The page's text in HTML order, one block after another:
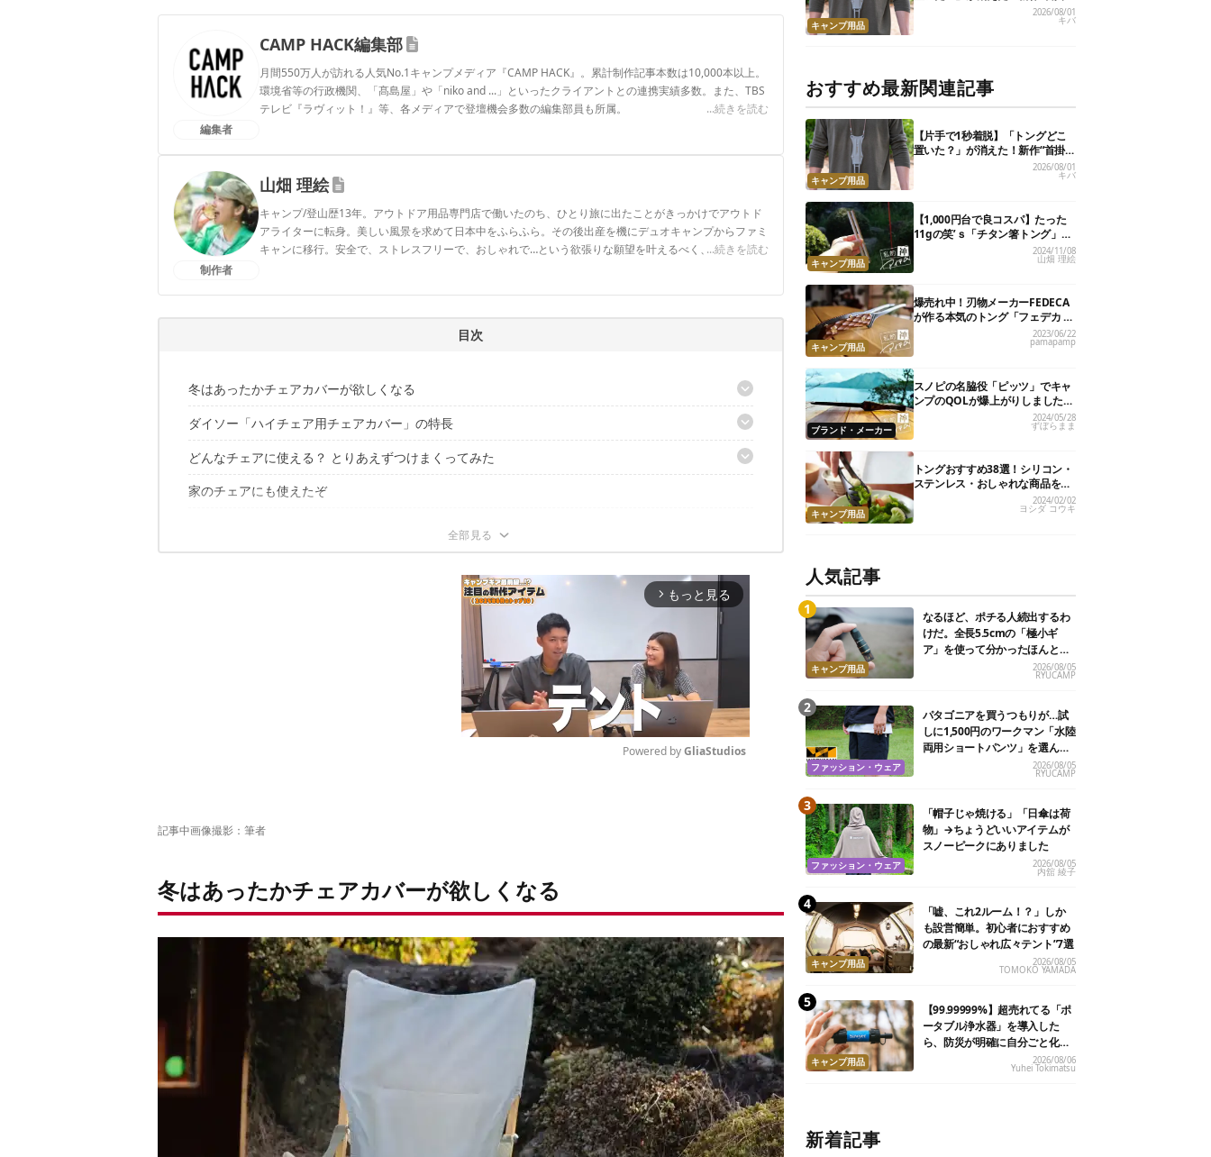
編集者
CAMP HACK編集部
月間550万人が訪れる人気No.1キャンプメディア『CAMP HACK』。累計制作記事本数は10,000本以上。
環境省等の行政機関、「髙島屋」や「niko and ...」といったクライアントとの連携実績多数。また、TBS
テレビ『ラヴィット！』等、各メディアで登壇機会多数の編集部員も所属。
...続きを読む
制作者
山畑 理絵
キャンプ/登山歴13年。アウトドア用品専門店で働いたのち、ひとり旅に出たことがきっかけでアウトド
アライターに転身。美しい風景を求めて日本中をふらふら。その後出産を機にデュオキャンプからファミ
キャンに移行。安全で、ストレスフリーで、おしゃれで…という欲張りな願望を叶えるべく、キャンプギ
...続きを読む
山畑 理絵のプロフィール
目次
冬はあったかチェアカバーが欲しくなる
ダイソーで770円、破格のチェアカバーを見つけてしまった
ダイソー「ハイチェア用チェアカバー」の特長
リバーシブルで使える
バックル付きなのも気が利いている
どんなチェアに使える？ とりあえずつけまくってみた
1｜まずはハイバックチェアにつけてみる
4｜相性がよかったのは、定番のハイチェア
家のチェアにも使えたぞ
さすがダイソー。770円でこれはスゴいや
arrow_forward_ios もっと見る
Powered by GliaStudios
記事中画像撮影：筆者
冬はあったかチェアカバーが欲しくなる
キャンプ用品
けトング”、男心くすぐるギミッ
2026/08/01
キバ
おすすめ最新関連記事
キャンプ用品
【片手で1秒着脱】「トングどこ
置いた？」が消えた！新作“首掛
けトング”、男心くすぐるギミッ
2026/08/01
キバ
キャンプ用品
【1,000円台で良コスパ】たった
11gの笑’ｓ「チタン箸トング」
が、キャンプ飯のストレスを解消
2024/11/08
山畑 理絵
キャンプ用品
爆売れ中！刃物メーカーFEDECA
が作る本気のトング「フェデカ ク
レバートング」【私的神アイテ
2023/06/22
pamapamp
ブランド・メーカー
スノピの名脇役「ピッツ」でキャ
ンプのQOLが爆上がりしました
【私的神アイテム】
2024/05/28
ずぼらまま
キャンプ用品
トングおすすめ38選！シリコン・
ステンレス・おしゃれな商品を紹
介
2024/02/02
ヨシダ コウキ
人気記事
キャンプ用品
なるほど、ポチる人続出するわ
けだ。全長5.5cmの「極小ギ
ア」を使って分かったほんとの
2026/08/05
RYUCAMP
ファッション・ウェア
パタゴニアを買うつもりが…試
しに1,500円のワークマン「水陸
両用ショートパンツ」を選んだ
2026/08/05
RYUCAMP
ファッション・ウェア
「帽子じゃ焼ける」「日傘は荷
物」→ちょうどいいアイテムが
スノーピークにありました
2026/08/05
内舘 綾子
キャンプ用品
「嘘、これ2ルーム！？」しか
も設営簡単。初心者におすすめ
の最新“おしゃれ広々テント”7選
2026/08/05
TOMOKO YAMADA
キャンプ用品
【99.99999%】超売れてる「ポ
ータブル浄水器」を導入した
ら、防災が明確に自分ごと化し
2026/08/06
Yuhei Tokimatsu
新着記事